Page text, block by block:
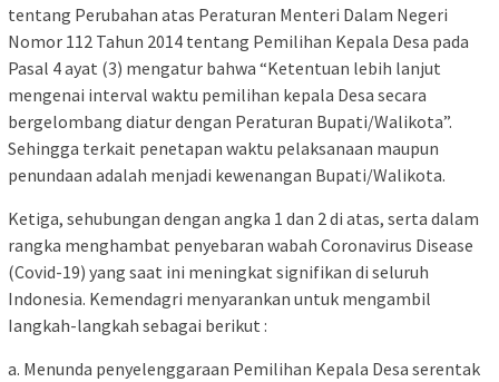
tentang Perubahan atas Peraturan Menteri Dalam Negeri
Nomor 112 Tahun 2014 tentang Pemilihan Kepala Desa pada
Pasal 4 ayat (3) mengatur bahwa “Ketentuan lebih lanjut
mengenai interval waktu pemilihan kepala Desa secara
bergelombang diatur dengan Peraturan Bupati/Walikota”.
Sehingga terkait penetapan waktu pelaksanaan maupun
penundaan adalah menjadi kewenangan Bupati/Walikota.
Ketiga, sehubungan dengan angka 1 dan 2 di atas, serta dalam
rangka menghambat penyebaran wabah Coronavirus Disease
(Covid-19) yang saat ini meningkat signifikan di seluruh
Indonesia. Kemendagri menyarankan untuk mengambil
Iangkah-langkah sebagai berikut :
a. Menunda penyelenggaraan Pemilihan Kepala Desa serentak